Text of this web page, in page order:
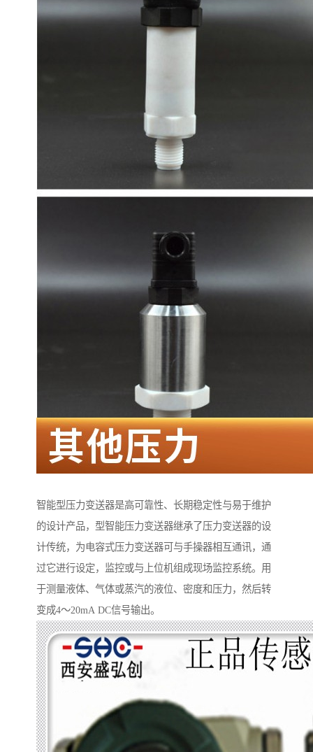
智能型压力变送器是高可靠性、长期稳定性与易于维护
的设计产品，型智能压力变送器继承了压力变送器的设
计传统，为电容式压力变送器可与手操器相互通讯，通
过它进行设定，监控或与上位机组成现场监控系统。用
于测量液体、气体或蒸汽的液位、密度和压力，然后转
变成4～20mA DC信号输出。